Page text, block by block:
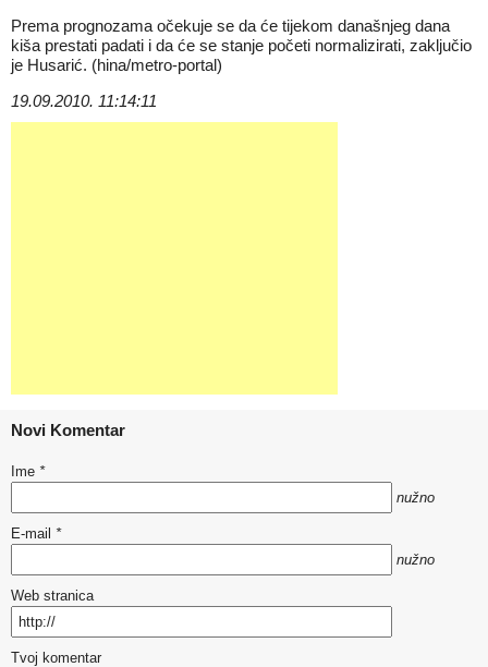
Prema prognozama očekuje se da će tijekom današnjeg dana
kiša prestati padati i da će se stanje početi normalizirati, zaključio
je Husarić. (hina/metro-portal)
19.09.2010. 11:14:11
Novi Komentar
Ime *
nužno
E-mail *
nužno
Web stranica
Tvoj komentar